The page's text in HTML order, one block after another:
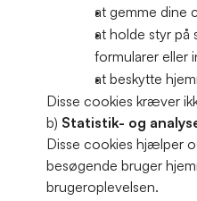
at gemme dine
at holde styr på
formularer eller
at beskytte
Disse cookies kræver
b) Statistik- og
Disse cookies hjælper
besøgende bruger
brugeroplevelsen.